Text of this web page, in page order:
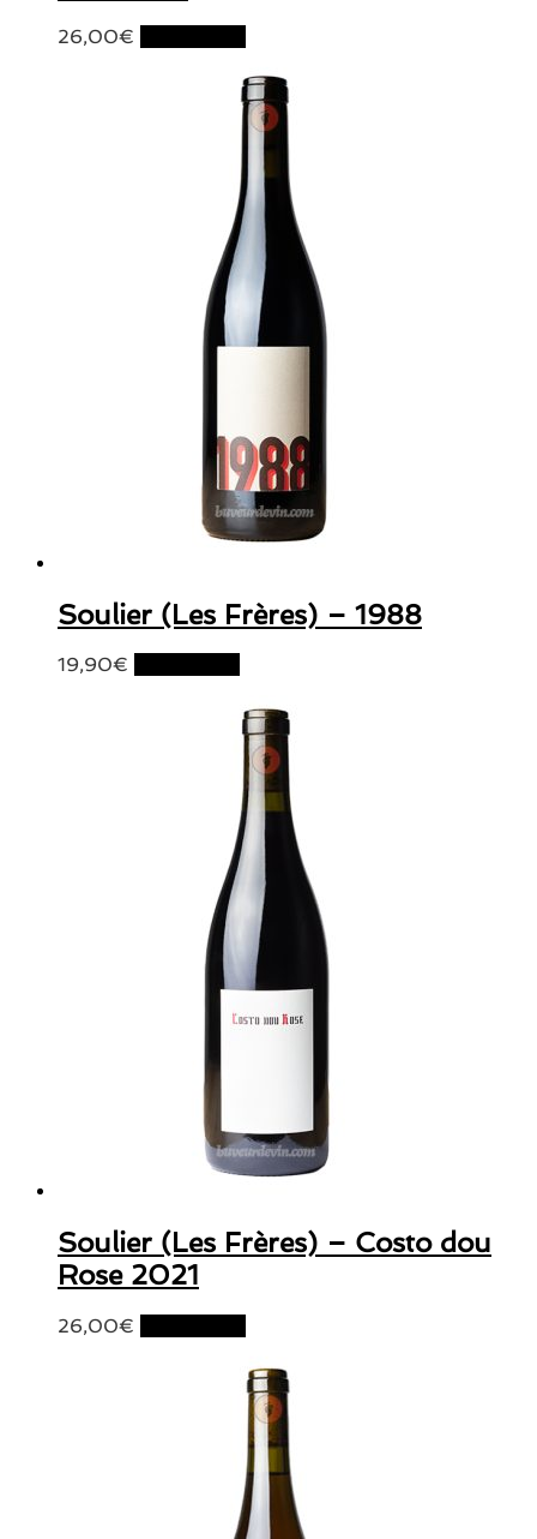
26,00€
Soulier (Les Frères) – 1988
19,90€
Soulier (Les Frères) – Costo dou
Rose 2021
26,00€